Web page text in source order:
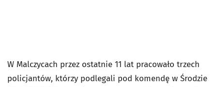
W Malczycach przez ostatnie 11 lat pracowało trzech
policjantów, którzy podlegali pod komendę w Środzie